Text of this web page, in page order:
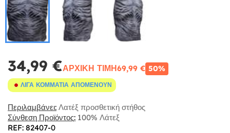
34,99 €ΑΡΧΙΚΉ ΤΙΜΉ69,99 € 50%
ΛΊΓΑ ΚΟΜΜΆΤΙΑ ΑΠΟΜΈΝΟΥΝ
Περιλαμβάνει: Λατέξ προσθετική στήθος
Σύνθεση Προϊόντος: 100% Λάτεξ
REF: 82407-0